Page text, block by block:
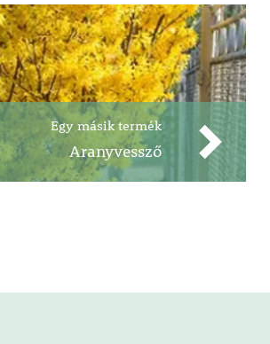
Egy másik termék
Aranyvessző